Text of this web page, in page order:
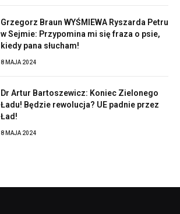
Grzegorz Braun WYŚMIEWA Ryszarda Petru
w Sejmie: Przypomina mi się fraza o psie,
kiedy pana słucham!
8 MAJA 2024
Dr Artur Bartoszewicz: Koniec Zielonego
Ładu! Będzie rewolucja? UE padnie przez
Ład!
8 MAJA 2024